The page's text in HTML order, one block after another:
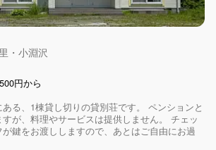
・小淵沢
円から
る、1棟貸し切りの貸別荘です。 ペンションと
が、料理やサービスは提供しません。 チェッ
鍵をお渡ししますので、あとはご自由にお過